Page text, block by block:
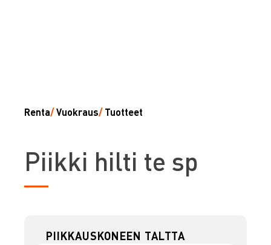
Renta/Vuokraus/ Tuotteet
Piikki hilti te sp
PIIKKAUSKONEEN TALTTA